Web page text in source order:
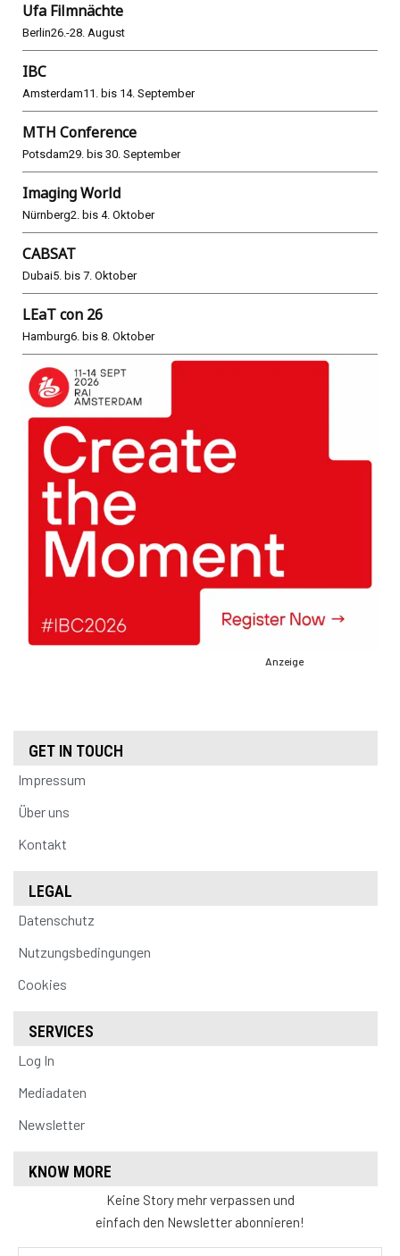
Ufa Filmnächte
Berlin26.-28. August
IBC
Amsterdam11. bis 14. September
MTH Conference
Potsdam29. bis 30. September
Imaging World
Nürnberg2. bis 4. Oktober
CABSAT
Dubai5. bis 7. Oktober
LEaT con 26
Hamburg6. bis 8. Oktober
Anzeige
GET IN TOUCH
Impressum
Über uns
Kontakt
LEGAL
Datenschutz
Nutzungsbedingungen
Cookies
SERVICES
Log In
Mediadaten
Newsletter
KNOW MORE
Keine Story mehr verpassen und
einfach den Newsletter abonnieren!